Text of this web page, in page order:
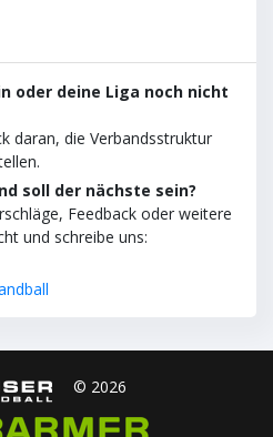
oder deine Liga noch nicht
daran, die Verbandsstruktur
soll der nächste sein?
Feedback oder weitere
und schreibe uns:
© 2026